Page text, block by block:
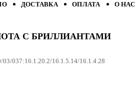
ДОСТАВКА ОПЛАТА О НАС
С БРИЛЛИАНТАМИ
037:16.1.20.2/16.1.5.14/16.1.4.28